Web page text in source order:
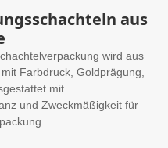
aus
wird aus
Farbdruck, Goldprägung,
mit
und Zweckmäßigkeit für